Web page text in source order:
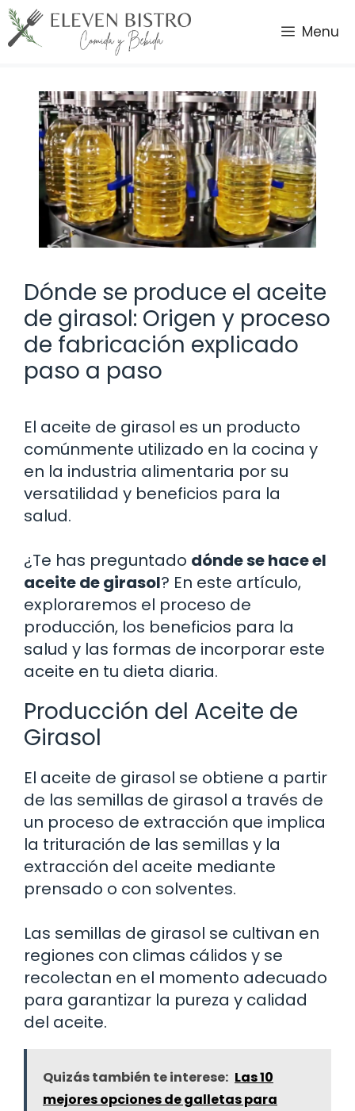
Saltar
al
contenido
Menu
Dónde se produce el aceite
de girasol: Origen y proceso
de fabricación explicado
paso a paso
El aceite de girasol es un producto
comúnmente utilizado en la cocina y
en la industria alimentaria por su
versatilidad y beneficios para la
salud.
¿Te has preguntado dónde se hace el
aceite de girasol? En este artículo,
exploraremos el proceso de
producción, los beneficios para la
salud y las formas de incorporar este
aceite en tu dieta diaria.
Producción del Aceite de
Girasol
El aceite de girasol se obtiene a partir
de las semillas de girasol a través de
un proceso de extracción que implica
la trituración de las semillas y la
extracción del aceite mediante
prensado o con solventes.
Las semillas de girasol se cultivan en
regiones con climas cálidos y se
recolectan en el momento adecuado
para garantizar la pureza y calidad
del aceite.
Quizás también te interese: Las 10
mejores opciones de galletas para